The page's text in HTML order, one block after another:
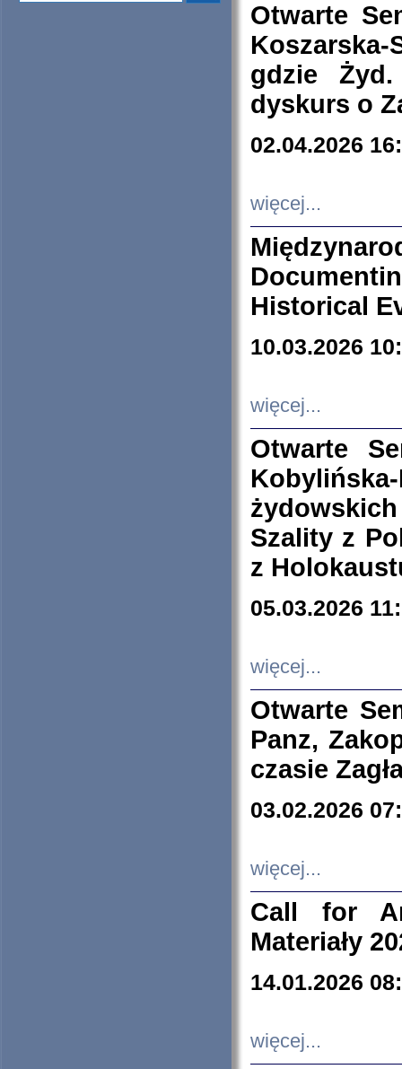
Otwarte
Koszarska-
gdzie
dyskurs o
02.04.2026
więcej...
Historical
10.03.2026
więcej...
Otwarte
Szality z
z
05.03.2026
więcej...
Otwarte
Panz,
czasie
03.02.2026
więcej...
Call for
Materiały
14.01.2026
więcej...